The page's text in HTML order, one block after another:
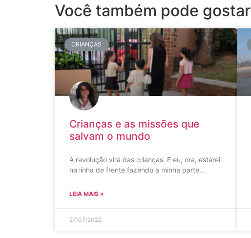
Você também pode gostar
CRIANÇAS
Crianças e as missões que
salvam o mundo
A revolução virá das crianças. E eu, ora, estarei
na linha de frente fazendo a minha parte…
LEIA MAIS »
27/07/2022